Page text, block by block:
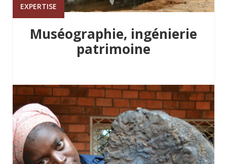
EXPERTISE
Muséographie, ingénierie
patrimoine